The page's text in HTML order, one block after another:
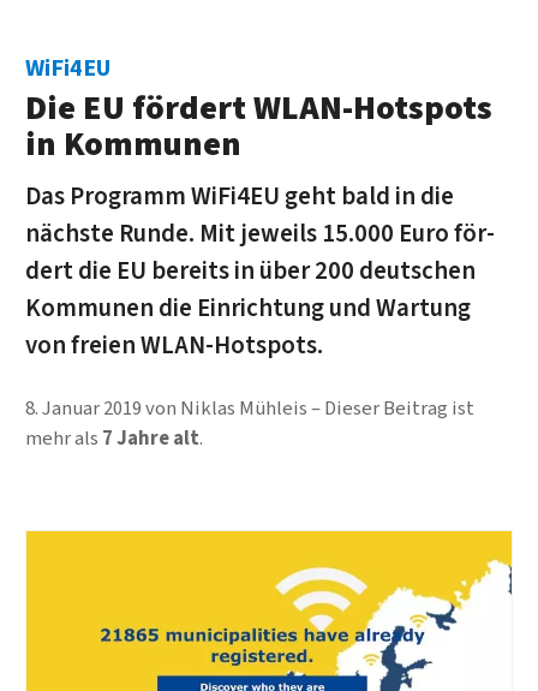
WiFi4EU
Die EU fördert WLAN-Hot­spots
in Kommunen
Das Pro­gramm WiFi4EU geht bald in die
nächste Runde. Mit jeweils 15.000 Euro för­
dert die EU be­reits in über 200 deutschen
Kom­mu­nen die Ein­richtung und War­tung
von freien WLAN-Hotspots.
8. Januar 2019von Niklas Mühleis
Dieser Beitrag ist
mehr als 7 Jahre alt.